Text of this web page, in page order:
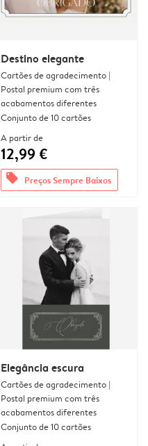
Destino elegante
Cartões de agradecimento |
Postal premium com três
acabamentos diferentes
Conjunto de 10 cartões
A partir de
12,99 €
offers Preços Sempre Baixos
Elegância escura
Cartões de agradecimento |
Postal premium com três
acabamentos diferentes
Conjunto de 10 cartões